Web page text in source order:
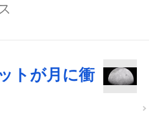
トが月に衝